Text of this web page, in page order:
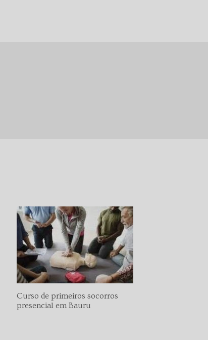
Curso de primeiros socorros
presencial em Bauru